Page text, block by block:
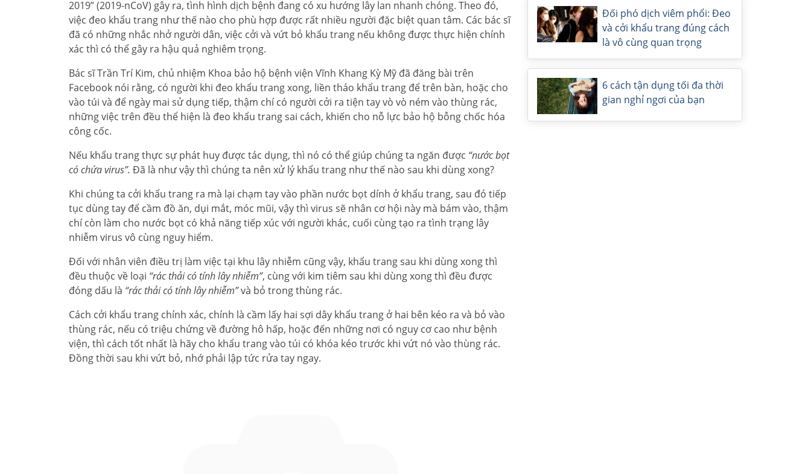
2019” (2019-nCoV) gây ra, tình hình dịch bệnh đang có xu hướng lây lan nhanh chóng. Theo đó,
việc đeo khẩu trang như thế nào cho phù hợp được rất nhiều người đặc biệt quan tâm. Các bác sĩ
đã có những nhắc nhở người dân, việc cởi và vứt bỏ khẩu trang nếu không được thực hiện chính
xác thì có thể gây ra hậu quả nghiêm trọng.
Bác sĩ Trần Trí Kim, chủ nhiệm Khoa bảo hộ bệnh viện Vĩnh Khang Kỳ Mỹ đã đăng bài trên
Facebook nói rằng, có người khi đeo khẩu trang xong, liền tháo khẩu trang để trên bàn, hoặc cho
vào túi và để ngày mai sử dụng tiếp, thậm chí có người cởi ra tiện tay vò vò ném vào thùng rác,
những việc trên đều thể hiện là đeo khẩu trang sai cách, khiến cho nỗ lực bảo hộ bỗng chốc hóa
công cốc.
Nếu khẩu trang thực sự phát huy được tác dụng, thì nó có thể giúp chúng ta ngăn được “nước bọt
có chứa virus”. Đã là như vậy thì chúng ta nên xử lý khẩu trang như thế nào sau khi dùng xong?
Khi chúng ta cởi khẩu trang ra mà lại chạm tay vào phần nước bọt dính ở khẩu trang, sau đó tiếp
tục dùng tay để cầm đồ ăn, dụi mắt, móc mũi, vậy thì virus sẽ nhân cơ hội này mà bám vào, thậm
chí còn làm cho nước bọt có khả năng tiếp xúc với người khác, cuối cùng tạo ra tình trạng lây
nhiễm virus vô cùng nguy hiểm.
Đối với nhân viên điều trị làm việc tại khu lây nhiễm cũng vậy, khẩu trang sau khi dùng xong thì
đều thuộc về loại “rác thải có tính lây nhiễm”, cùng với kim tiêm sau khi dùng xong thì đều được
đóng dấu là “rác thải có tính lây nhiễm”và bỏ trong thùng rác.
Cách cởi khẩu trang chính xác, chính là cầm lấy hai sợi dây khẩu trang ở hai bên kéo ra và bỏ vào
thùng rác, nếu có triệu chứng về đường hô hấp, hoặc đến những nơi có nguy cơ cao như bệnh
viện, thì cách tốt nhất là hãy cho khẩu trang vào túi có khóa kéo trước khi vứt nó vào thùng rác.
Đồng thời sau khi vứt bỏ, nhớ phải lập tức rửa tay ngay.
Đối phó dịch viêm phổi: Đeo
và cởi khẩu trang đúng cách
là vô cùng quan trọng
6 cách tận dụng tối đa thời
gian nghỉ ngơi của bạn